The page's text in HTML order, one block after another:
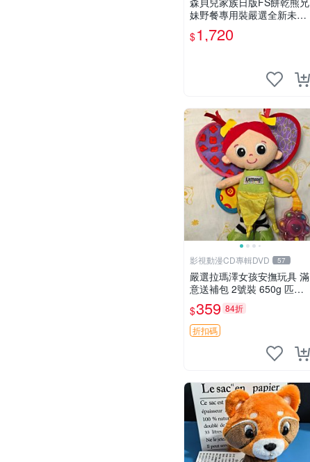
妹野餐專用裝嚴選全新未開
封，包含兩組大童款紙盒
裝，適合收藏與分享。 餅乾
$1,720
影視動漫CD專輯DVD 57
嚴選拉瑪澤女孩安撫玩具 滿
意送補包 2號裝 650g 匹配
嬰幼童舒壓好伴侶 女孩專用
安心選擇 安撫玩偶 衝包 玩
具
$359 84折
折扣碼